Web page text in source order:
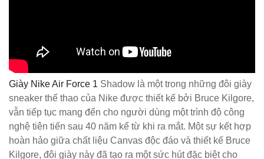
Giày Nike Air Force 1 Shadow là một trong những đôi giày
sneaker thể thao của Nike được thiết kế bởi Bruce Kilgore,
vẫn tiếp tục mang đến cho người dùng một trình độ công
nghệ tiên tiến sau 40 năm kể từ khi ra mắt. Một sự kết hợp
hoàn hảo giữa chất liệu Canvas độc đáo và thiết kế Bruce
Kilgore, đôi giày này đã tạo ra một sức hút đặc biệt cho